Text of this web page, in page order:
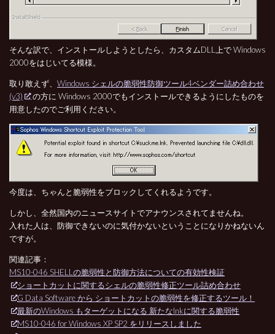
そんな訳で、インストールしようとしたら、カスタムDLL上で Windows
2000をはじいてる模様。
取り敢えず、 Windows シェルの脆弱性防御ツール4ベンダー詰め合わせ
(v3)
の方に Windows 2000でもインストールできるようにしたものを
用意したのでご利用ください。
今度は、ちゃんと脆弱性をブロックしてくれるようです。
しかし、全然国内のニュースサイトでアナウンスされてませんね。
入れた人は、防御できないのに気付かないということになりかねないん
ですが。
関連記事：
MS10-046 SHELLの脆弱性と防御方法についての有効性検証
ショートカットに関するシェルの脆弱性修正ツール詰め合わせ
G Data Software から ショートカットの脆弱性を修正するツール！
最新のWindows もターゲットになる 新たなlnkに関する脆弱性
MS10-046 for Windows XP SP2 をリリースしました